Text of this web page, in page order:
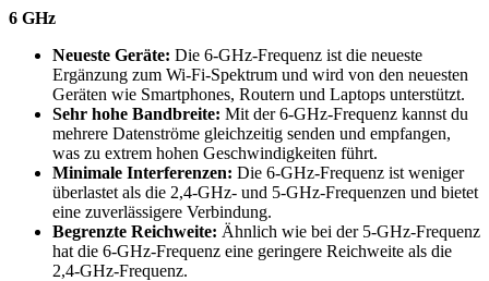
6 GHz
Neueste Geräte: Die 6-GHz-Frequenz ist die neueste
Ergänzung zum Wi-Fi-Spektrum und wird von den neuesten
Geräten wie Smartphones, Routern und Laptops unterstützt.
Sehr hohe Bandbreite: Mit der 6-GHz-Frequenz kannst du
mehrere Datenströme gleichzeitig senden und empfangen,
was zu extrem hohen Geschwindigkeiten führt.
Minimale Interferenzen: Die 6-GHz-Frequenz ist weniger
überlastet als die 2,4-GHz- und 5-GHz-Frequenzen und bietet
eine zuverlässigere Verbindung.
Begrenzte Reichweite: Ähnlich wie bei der 5-GHz-Frequenz
hat die 6-GHz-Frequenz eine geringere Reichweite als die
2,4-GHz-Frequenz.